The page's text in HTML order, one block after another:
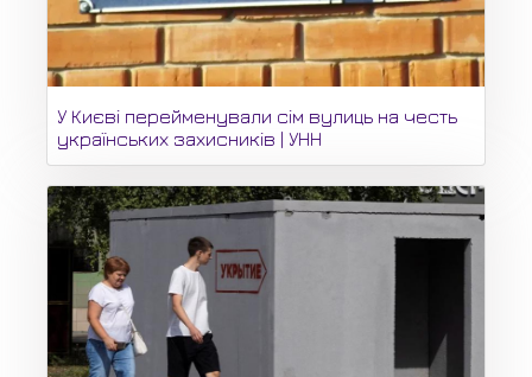
У Києві перейменували сім вулиць на честь
українських захисників | УНН